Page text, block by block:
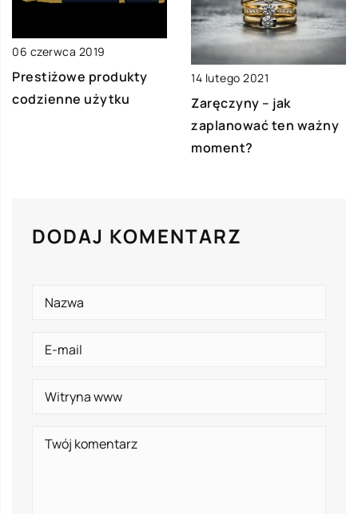
06 czerwca 2019
Prestiżowe produkty
codzienne użytku
14 lutego 2021
Zaręczyny – jak
zaplanować ten ważny
moment?
DODAJ KOMENTARZ